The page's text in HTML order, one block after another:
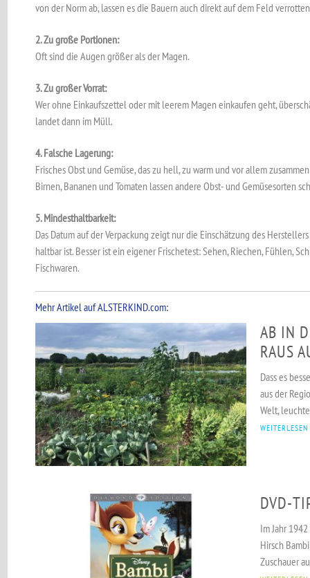
von der Norm ab, lassen es die Bauern auch direkt auf dem Feld
2. Zu große Portionen:
Oft sind die Augen größer als der Magen.
3. Zu großer Vorrat:
Wer ohne Einkaufszettel oder mit leerem Magen einkaufen geht,
landet dann im Müll.
4. Falsche Lagerung:
Frisches Obst und Gemüse, das zu hell, zu warm und vor allem
Birnen, Bananen und Tomaten lassen andere Obst- und Gemüsesorten
5. Mindesthaltbarkeit:
Das Datum auf der Verpackung zeigt nur die Einschätzung des
haltbar ist. Besser ist ein eigener Frischetest: Sehen, Riechen, Fühlen,
Fischwaren.
Mehr Artikel auf ALSTERKIND.com:
AB IN
RAUS
Dass es
aus der
Welt,
WEITERLESEN
DVD-
Im Jahr
Hirsch
Zuschauer